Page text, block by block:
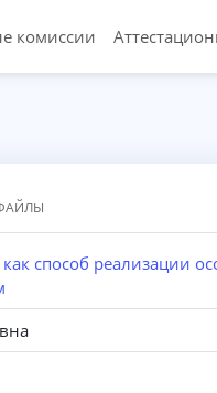
комиссии
способ реализации